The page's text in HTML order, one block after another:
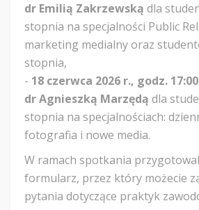
dr Emilią Zakrzewską dla
stopnia na specjalności Public
marketing medialny oraz
stopnia,
- 18 czerwca 2026 r., godz.
dr Agnieszką Marzędą dla
stopnia na specjalnościach:
fotografia i nowe media.
W ramach spotkania
formularz, przez który możecie
pytania dotyczące praktyk